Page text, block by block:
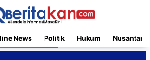
News Politik Hukum Nusantara